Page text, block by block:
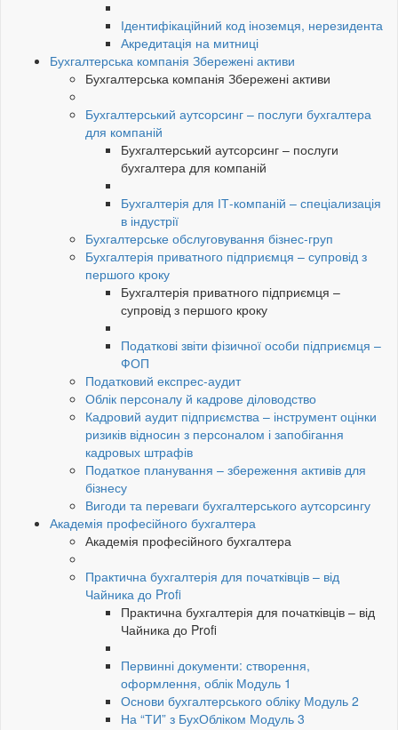
Ідентифікаційний код іноземця, нерезидента
Акредитація на митниці
Бухгалтерська компанія Збережені активи
Бухгалтерська компанія Збережені активи
Бухгалтерський аутсорсинг – послуги бухгалтера
для компаній
Бухгалтерський аутсорсинг – послуги
бухгалтера для компаній
Бухгалтерія для ІТ-компаній – спеціализація
в індустрії
Бухгалтерське обслуговування бізнес-груп
Бухгалтерія приватного підприємця – супровід з
першого кроку
Бухгалтерія приватного підприємця –
супровід з першого кроку
Податкові звіти фізичної особи підприємця –
ФОП
Податковий експрес-аудит
Облік персоналу й кадрове діловодство
Кадровий аудит підприємства – інструмент оцінки
ризиків відносин з персоналом і запобігання
кадровых штрафів
Податкое планування – збереження активів для
бізнесу
Вигоди та переваги бухгалтерського аутсорсингу
Академія професійного бухгалтера
Академія професійного бухгалтера
Практична бухгалтерія для початківців – від
Чайника до Profi
Практична бухгалтерія для початківців – від
Чайника до Profi
Первинні документи: створення,
оформлення, облік Модуль 1
Основи бухгалтерського обліку Модуль 2
На “ТИ” з БухОбліком Модуль 3